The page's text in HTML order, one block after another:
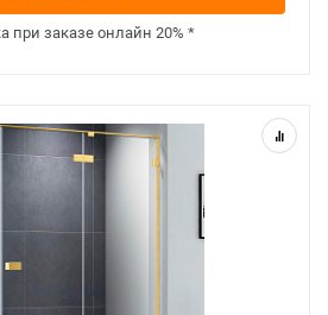
при заказе онлайн 20% *